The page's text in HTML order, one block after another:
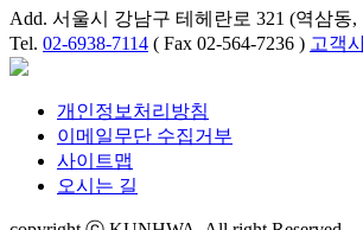
Add. 서울시 강남구 테헤란로 321 (역삼동
Tel. 02-6938-7114 ( Fax 02-564-7236 ) 고객
개인정보처리방침
이메일무단 수집거부
사이트맵
오시는 길